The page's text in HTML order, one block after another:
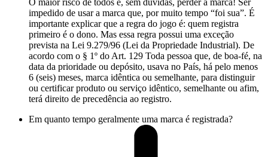
O maior risco de todos é, sem dúvidas, perder a marca! Ser
impedido de usar a marca que, por muito tempo “foi sua”. É
importante explicar que a regra do jogo é: quem registra
primeiro é o dono. Mas essa regra possui uma exceção
prevista na Lei 9.279/96 (Lei da Propriedade Industrial). De
acordo com o § 1º do Art. 129 Toda pessoa que, de boa-fé, na
data da prioridade ou depósito, usava no País, há pelo menos
6 (seis) meses, marca idêntica ou semelhante, para distinguir
ou certificar produto ou serviço idêntico, semelhante ou afim,
terá direito de precedência ao registro.
Em quanto tempo geralmente uma marca é registrada?